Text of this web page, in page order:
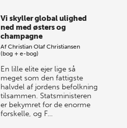
Vi skyller global ulighed
ned med østers og
champagne
AfChristian Olaf Christiansen
(bog + e-bog)
En lille elite ejer lige så
meget som den fattigste
halvdel af jordens befolkning
tilsammen. Statsministeren
er bekymret for de enorme
forskelle, og F…